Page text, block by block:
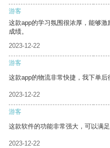
游客
这款app的学习氛围很浓厚，能够
成绩。
2023-12-22
游客
这款app的物流非常快捷，我下单后
2023-12-22
游客
这款软件的功能非常强大，可以满
2023-12-22